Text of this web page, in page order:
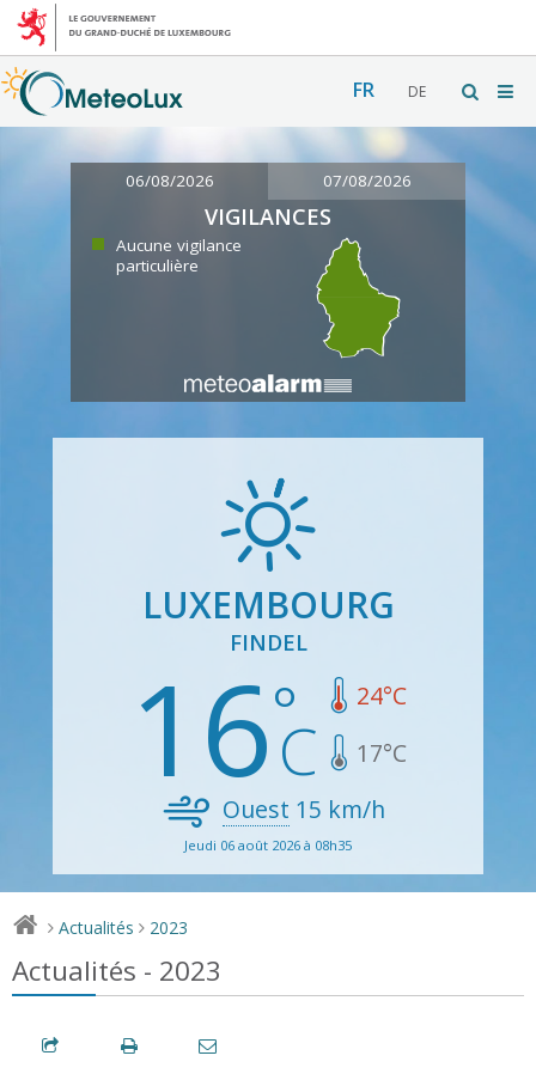
FR DE
06/08/2026 07/08/2026
VIGILANCES
Aucune vigilance
particulière
LUXEMBOURG
FINDEL
16 24°C
17°C
Ouest 15 km/h
Jeudi 06 août 2026 à 08h35
> Actualités > 2023
Actualités - 2023